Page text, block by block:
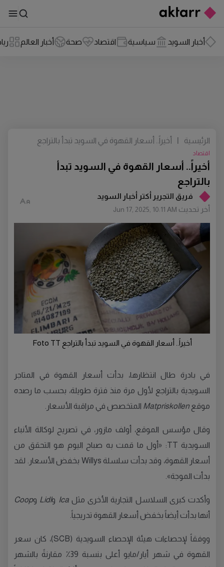
أخبار السويد سياسية اقتصاد صحة أخبار العالم
فريق التجرير أكتر أخبار السويد
أخر تحديث Jun 17, 2025, 10:11 AM
أخيراً.. أسعار القهوة في السويد تبدأ
بالتراجع
اقتصاد
الرئيسية | أخيراً.. أسعار القهوة في السويد تبدأ بالتراجع
أخيراً.. أسعار القهوة في السويد تبدأ بالتراجع Foto TT
في بادرة طال انتظارها، بدأت أسعار القهوة في المتاجر
السويدية بالتراجع لأول مرة منذ فترة طويلة، بحسب ما رصده
موقع Matpriskollen المتخصص في مراقبة الأسعار.
وقال مؤسس الموقع، أولف مازور، في تصريح لوكالة الأنباء
السويدية TT: «أول ما قمت به صباح اليوم هو التحقق من
أسعار القهوة، وقد بدأت سلسلة Willys بخفض الأسعار. لقد
بدأت الموجة».
وأكدت كبرى السلاسل التجارية الأخرى مثلIca وLidl وCoop
أنها بدأت أيضاً بخفض أسعار القهوة تدريجياً.
ووفقاً لإحصاءات هيئة الإحصاء السويدية (SCB)، كان سعر
القهوة في شهر أيار/مايو أعلى بنسبة 39٪ مقارنةً بالشهر